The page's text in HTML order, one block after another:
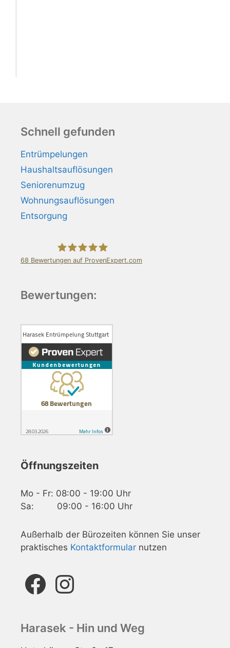
Schnell gefunden
Entrümpelungen
Haushaltsauflösungen
Seniorenumzug
Wohnungsauflösungen
Entsorgung
68 Bewertungen auf ProvenExpert.com
Bewertungen:
Öffnungszeiten
Mo - Fr: 08:00 - 19:00 Uhr
Sa: 09:00 - 16:00 Uhr
Außerhalb der Bürozeiten können Sie unser
praktisches Kontaktformular nutzen
Facebook
Instagram
Harasek - Hin und Weg